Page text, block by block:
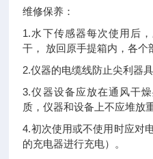
维修保养：
1.水下传感器每次使用后
干， 放回原手提箱内，各个
2.仪器的电缆线防止尖利器
3.仪器设备应放在通风干
质，仪器和设备上不应堆放
4.初次使用或不使用时应对
的充电器进行充电）。